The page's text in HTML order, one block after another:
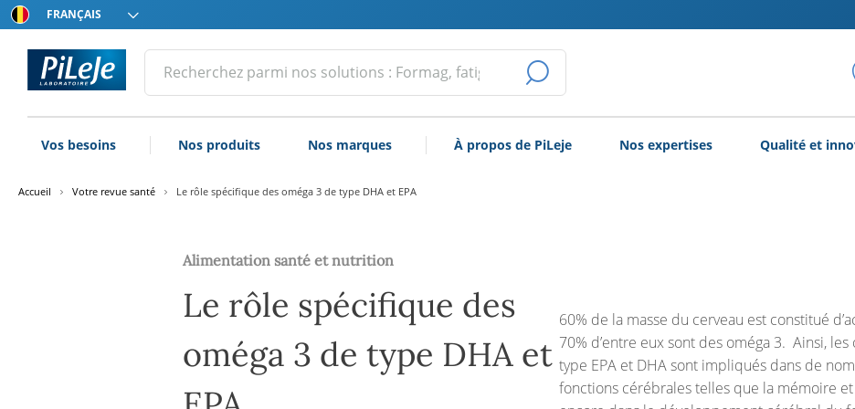
Choissisez
votre
langue
Tous
les
Laboratoire
une
recherche
LANCER
LA
RECHERCHE
Vos besoins Nos produits Nos marques À propos de PiLeje Nos expertises Qualité et
Accueil Votre revue santé Le rôle spécifique des oméga 3 de type DHA et EPA
Alimentation santé et nutrition
Le rôle spécifique des
oméga 3 de type DHA et
60% de la masse du cerveau est constitué
70% d’entre eux sont des oméga 3. Ainsi, les
type EPA et DHA sont impliqués dans de
fonctions cérébrales telles que la mémoire et